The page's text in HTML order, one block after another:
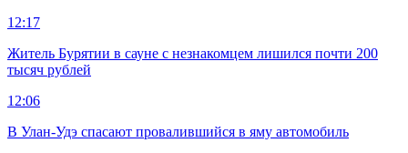
12:17
Житель Бурятии в сауне с незнакомцем лишился почти 200
тысяч рублей
12:06
В Улан-Удэ спасают провалившийся в яму автомобиль